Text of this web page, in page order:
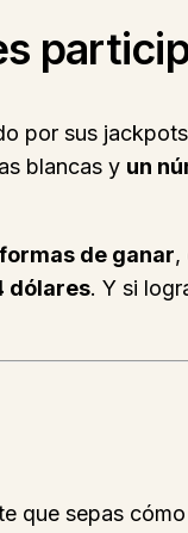
por sus
blancas y un
de ganar,
dólares. Y si
que sepas